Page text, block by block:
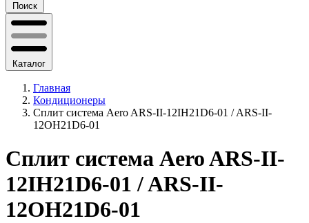
Поиск
Каталог
Главная
Кондиционеры
Сплит система Aero ARS-II-12IH21D6-01 / ARS-II-
12OH21D6-01
Сплит система Aero ARS-II-
12IH21D6-01 / ARS-II-
12OH21D6-01